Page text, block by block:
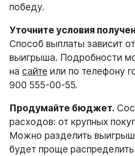
победу.
Уточните условия
Способ выплаты зависит
выигрыша. Подробности
на сайте или по телефону
900 555-00-55.
Продумайте бюджет.
расходов: от крупных
Можно разделить
будет проще